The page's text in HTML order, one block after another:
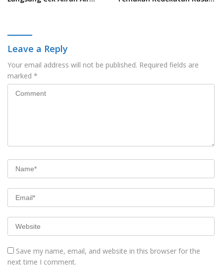
Leave a Reply
Your email address will not be published. Required fields are
marked *
Save my name, email, and website in this browser for the
next time I comment.